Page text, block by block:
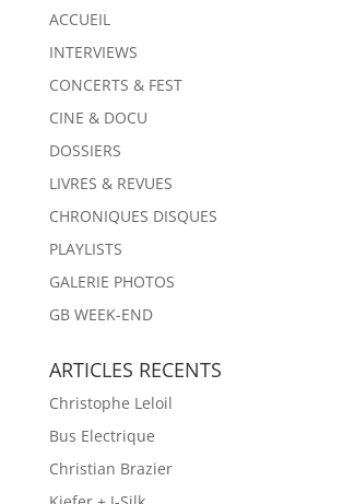
ACCUEIL
INTERVIEWS
CONCERTS & FEST
CINE & DOCU
DOSSIERS
LIVRES & REVUES
CHRONIQUES DISQUES
PLAYLISTS
GALERIE PHOTOS
GB WEEK-END
ARTICLES RECENTS
Christophe Leloil
Bus Electrique
Christian Brazier